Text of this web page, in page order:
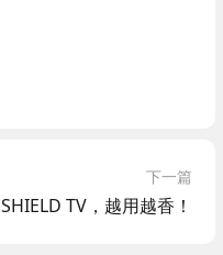
下一篇
SHIELD TV，越用越香！